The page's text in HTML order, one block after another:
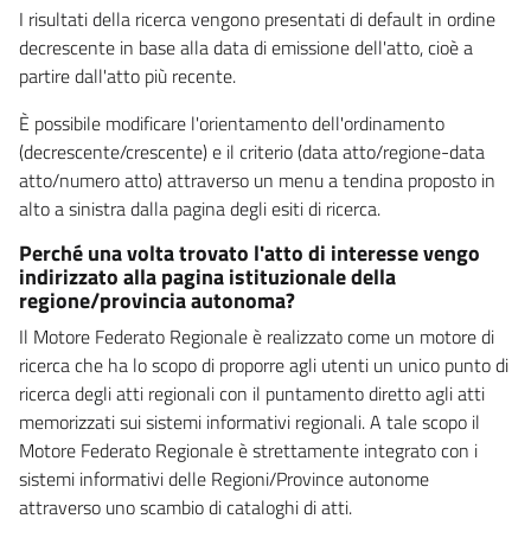
I risultati della ricerca vengono presentati di default in ordine
decrescente in base alla data di emissione dell'atto, cioè a
partire dall'atto più recente.
È possibile modificare l'orientamento dell'ordinamento
(decrescente/crescente) e il criterio (data atto/regione-data
atto/numero atto) attraverso un menu a tendina proposto in
alto a sinistra dalla pagina degli esiti di ricerca.
Perché una volta trovato l'atto di interesse vengo
indirizzato alla pagina istituzionale della
regione/provincia autonoma?
Il Motore Federato Regionale è realizzato come un motore di
ricerca che ha lo scopo di proporre agli utenti un unico punto di
ricerca degli atti regionali con il puntamento diretto agli atti
memorizzati sui sistemi informativi regionali. A tale scopo il
Motore Federato Regionale è strettamente integrato con i
sistemi informativi delle Regioni/Province autonome
attraverso uno scambio di cataloghi di atti.